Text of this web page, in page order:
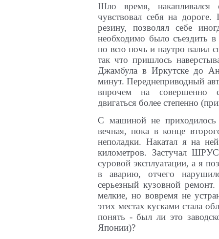
Шло время,
чувствовал себя на
резину, позволял себе
необходимо было съездить в
но всю ночь и наутро валил
так что пришлось
Джамбула в Иркутске до
минут. Переднеприводный
впрочем на совершенно
двигаться более степенно
С машиной не приходилось
вечная, пока в конце
неполадки. Накатал я на
километров. Застучал
суровой эксплуатации, а я
в аварию, отчего
серьезный кузовной
мелкие, но вовремя не
этих местах кусками стала
понять - был ли это
Японии)?